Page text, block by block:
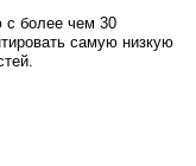
с более чем 30
самую низкую